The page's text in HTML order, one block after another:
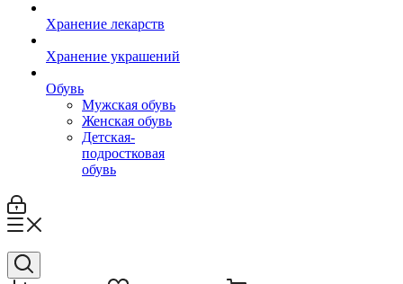
Хранение лекарств
Хранение украшений
Обувь
Мужская обувь
Женская обувь
Детская-
подростковая
обувь